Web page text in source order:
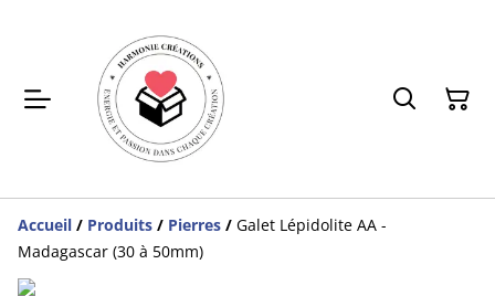
Accueil / Produits / Pierres / Galet Lépidolite AA -
Madagascar (30 à 50mm)